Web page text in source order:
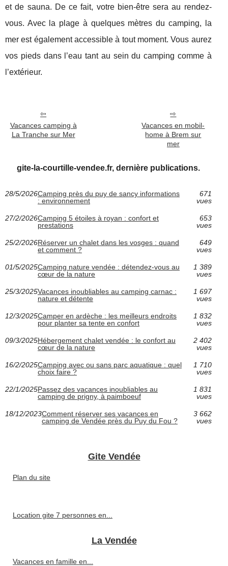
et de sauna. De ce fait, votre bien-être sera au rendez-
vous. Avec la plage à quelques mètres du camping, la
mer est également accessible à tout moment. Vous aurez
vos pieds dans l’eau tant au sein du camping comme à
l’extérieur.
Vacances camping à
La Tranche sur Mer
Vacances en mobil-
home à Brem sur
mer
gite-la-courtille-vendee.fr, dernière publications.
28/5/2026Camping près du puy de sancy informations
: environnement
671
vues
27/2/2026Camping 5 étoiles à royan : confort et
prestations
653
vues
25/2/2026Réserver un chalet dans les vosges : quand
et comment ?
649
vues
01/5/2025Camping nature vendée : détendez-vous au
cœur de la nature
1 389
vues
25/3/2025Vacances inoubliables au camping carnac :
nature et détente
1 697
vues
12/3/2025Camper en ardèche : les meilleurs endroits
pour planter sa tente en confort
1 832
vues
09/3/2025Hébergement chalet vendée : le confort au
cœur de la nature
2 402
vues
16/2/2025Camping avec ou sans parc aquatique : quel
choix faire ?
1 710
vues
22/1/2025Passez des vacances inoubliables au
camping de prigny, à paimboeuf
1 831
vues
18/12/2023Comment réserver ses vacances en
camping de Vendée près du Puy du Fou ?
3 662
vues
Gite Vendée
Plan du site
Location gite 7 personnes en...
La Vendée
Vacances en famille en...